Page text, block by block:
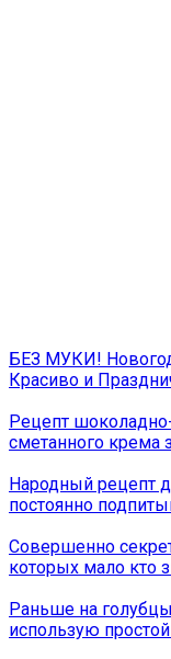
БЕЗ МУКИ!
Красиво и
Рецепт
сметанного крема
Народный рецепт
постоянно
Совершенно
которых мало кто
Раньше на голубцы
использую